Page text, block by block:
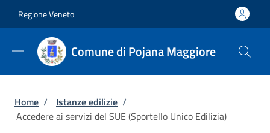
Regione Veneto
Comune di Pojana Maggiore
Briciole di pane
Home / Istanze edilizie /
Accedere ai servizi del SUE (Sportello Unico Edilizia)